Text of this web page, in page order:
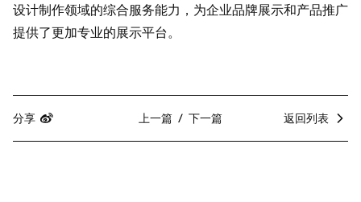
设计制作领域的综合服务能力，为企业品牌展示和产品推广
提供了更加专业的展示平台。
分享 上一篇 下一篇 返回列表